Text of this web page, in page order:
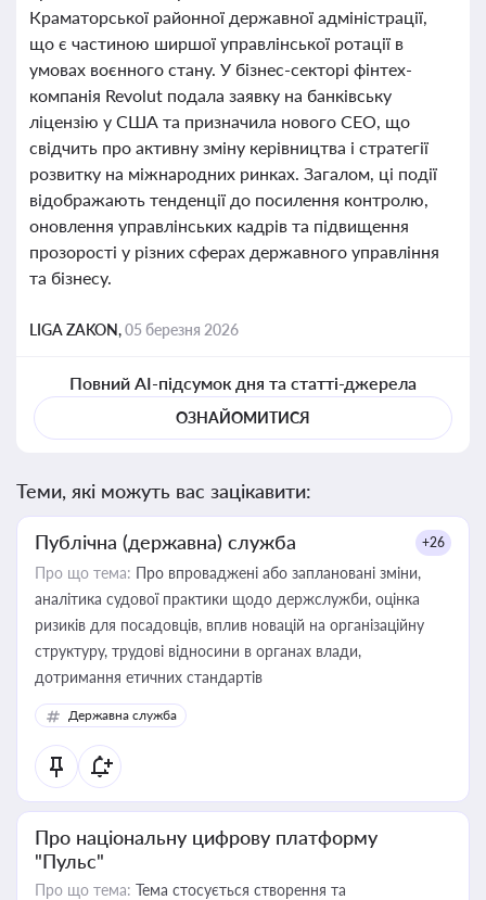
Краматорської районної державної адміністрації,
що є частиною ширшої управлінської ротації в
умовах воєнного стану. У бізнес-секторі фінтех-
компанія Revolut подала заявку на банківську
ліцензію у США та призначила нового CEO, що
свідчить про активну зміну керівництва і стратегії
розвитку на міжнародних ринках. Загалом, ці події
відображають тенденції до посилення контролю,
оновлення управлінських кадрів та підвищення
прозорості у різних сферах державного управління
та бізнесу.
LIGA ZAKON,05 березня 2026
Повний AI-підсумок дня та статті-джерела
ОЗНАЙОМИТИСЯ
Теми, які можуть вас зацікавити:
Публічна (державна) служба +26
Про що тема: Про впроваджені або заплановані зміни,
аналітика судової практики щодо держслужби, оцінка
ризиків для посадовців, вплив новацій на організаційну
структуру, трудові відносини в органах влади,
дотримання етичних стандартів
Державна служба
Про національну цифрову платформу
"Пульс"
Про що тема: Тема стосується створення та